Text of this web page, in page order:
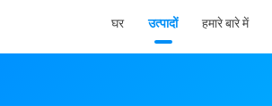
घर उत्पादों हमारे बारे में